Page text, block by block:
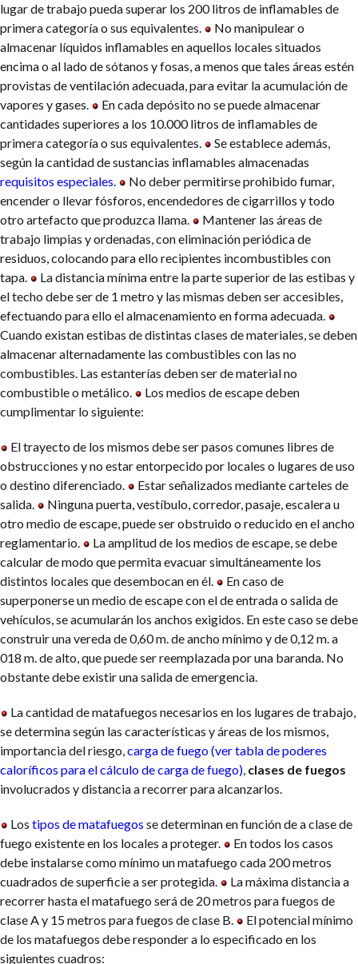
lugar de trabajo pueda superar los 200 litros de inflamables de
primera categoría o sus equivalentes.
No manipulear o
almacenar líquidos inflamables en aquellos locales situados
encima o al lado de sótanos y fosas, a menos que tales áreas estén
provistas de ventilación adecuada, para evitar la acumulación de
vapores y gases.
En cada depósito no se puede almacenar
cantidades superiores a los 10.000 litros de inflamables de
primera categoría o sus equivalentes.
Se establece además,
según la cantidad de sustancias inflamables almacenadas
requisitos especiales.
No deber permitirse prohibido fumar,
encender o llevar fósforos, encendedores de cigarrillos y todo
otro artefacto que produzca llama.
Mantener las áreas de
trabajo limpias y ordenadas, con eliminación periódica de
residuos, colocando para ello recipientes incombustibles con
tapa.
La distancia mínima entre la parte superior de las estibas y
el techo debe ser de 1 metro y las mismas deben ser accesibles,
efectuando para ello el almacenamiento en forma adecuada.
Cuando existan estibas de distintas clases de materiales, se deben
almacenar alternadamente las combustibles con las no
combustibles. Las estanterías deben ser de material no
combustible o metálico.
Los medios de escape deben
cumplimentar lo siguiente:
El trayecto de los mismos debe ser pasos comunes libres de
obstrucciones y no estar entorpecido por locales o lugares de uso
o destino diferenciado.
Estar señalizados mediante carteles de
salida.
Ninguna puerta, vestíbulo, corredor, pasaje, escalera u
otro medio de escape, puede ser obstruido o reducido en el ancho
reglamentario.
La amplitud de los medios de escape, se debe
calcular de modo que permita evacuar simultáneamente los
distintos locales que desembocan en él.
En caso de
superponerse un medio de escape con el de entrada o salida de
vehículos, se acumularán los anchos exigidos. En este caso se debe
construir una vereda de 0,60 m. de ancho mínimo y de 0,12 m. a
018 m. de alto, que puede ser reemplazada por una baranda. No
obstante debe existir una salida de emergencia.
La cantidad de matafuegos necesarios en los lugares de trabajo,
se determina según las características y áreas de los mismos,
importancia del riesgo,carga de fuego (ver tabla de poderes
caloríficos para el cálculo de carga de fuego), clases de fuegos
involucrados y distancia a recorrer para alcanzarlos.
Los tipos de matafuegos se determinan en función de a clase de
fuego existente en los locales a proteger.
En todos los casos
debe instalarse como mínimo un matafuego cada 200 metros
cuadrados de superficie a ser protegida.
La máxima distancia a
recorrer hasta el matafuego será de 20 metros para fuegos de
clase A y 15 metros para fuegos de clase B.
El potencial mínimo
de los matafuegos debe responder a lo especificado en los
siguientes cuadros: